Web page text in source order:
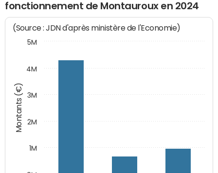
fonctionnement de Montauroux en 2024
Montants (€)
(Source : JDN d'après ministère de l'Economie)
1M
2M
3M
4M
5M